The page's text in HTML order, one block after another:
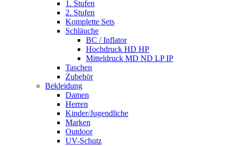
1. Stufen
2. Stufen
Komplette Sets
Schläuche
BC / Inflator
Hochdruck HD HP
Mitteldruck MD ND LP IP
Taschen
Zubehör
Bekleidung
Damen
Herren
Kinder/Jugendliche
Marken
Outdoor
UV-Schutz